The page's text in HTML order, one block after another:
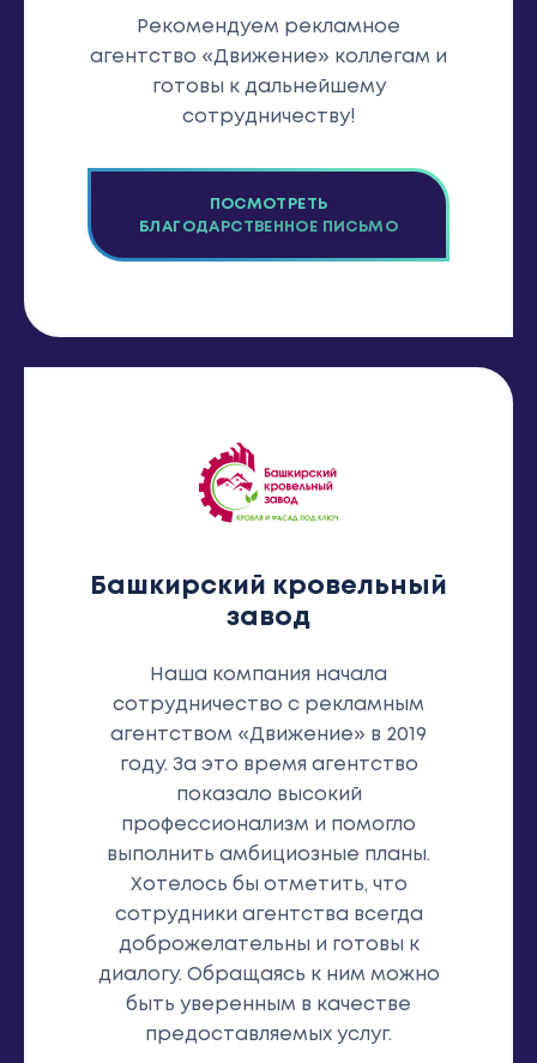
Рекомендуем рекламное
агентство «Движение» коллегам и
готовы к дальнейшему
сотрудничеству!
ПОСМОТРЕТЬ
БЛАГОДАРСТВЕННОЕ ПИСЬМО
Башкирский кровельный
завод
Наша компания начала
сотрудничество с рекламным
агентством «Движение» в 2019
году. За это время агентство
показало высокий
профессионализм и помогло
выполнить амбициозные планы.
Хотелось бы отметить, что
сотрудники агентства всегда
доброжелательны и готовы к
диалогу. Обращаясь к ним можно
быть уверенным в качестве
предоставляемых услуг.